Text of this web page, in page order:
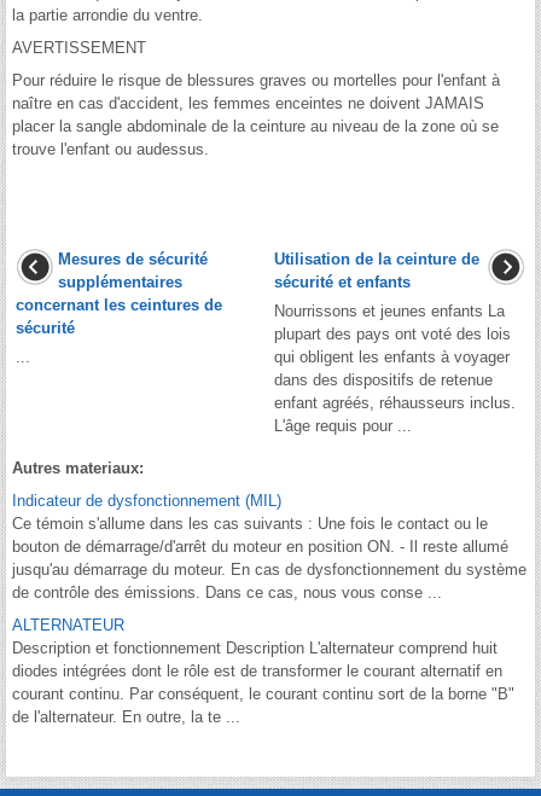
la partie arrondie du ventre.
AVERTISSEMENT
Pour réduire le risque de blessures graves ou mortelles pour l'enfant à
naître en cas d'accident, les femmes enceintes ne doivent JAMAIS
placer la sangle abdominale de la ceinture au niveau de la zone où se
trouve l'enfant ou audessus.
Mesures de sécurité
supplémentaires
concernant les ceintures de
sécurité
Utilisation de la ceinture de
sécurité et enfants
Nourrissons et jeunes enfants La
plupart des pays ont voté des lois
qui obligent les enfants à voyager
dans des dispositifs de retenue
enfant agréés, réhausseurs inclus.
L'âge requis pour ...
Autres materiaux:
Indicateur de dysfonctionnement (MIL)
Ce témoin s'allume dans les cas suivants : Une fois le contact ou le
bouton de démarrage/d'arrêt du moteur en position ON. - Il reste allumé
jusqu'au démarrage du moteur. En cas de dysfonctionnement du système
de contrôle des émissions. Dans ce cas, nous vous conse ...
ALTERNATEUR
Description et fonctionnement Description L'alternateur comprend huit
diodes intégrées dont le rôle est de transformer le courant alternatif en
courant continu. Par conséquent, le courant continu sort de la borne "B"
de l'alternateur. En outre, la te ...